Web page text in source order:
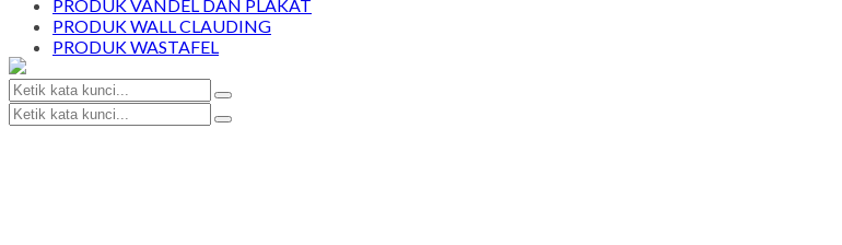
PRODUK VANDEL DAN PLAKAT
PRODUK WALL CLAUDING
PRODUK WASTAFEL